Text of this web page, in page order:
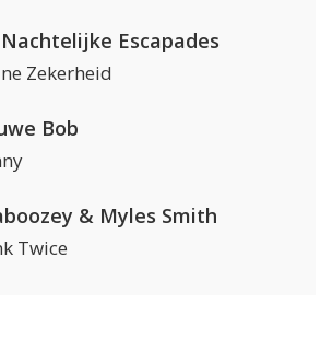
Escapades
Zekerheid
Bob
& Myles Smith
Twice